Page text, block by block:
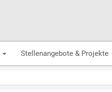
Stellenangebote & Projekte